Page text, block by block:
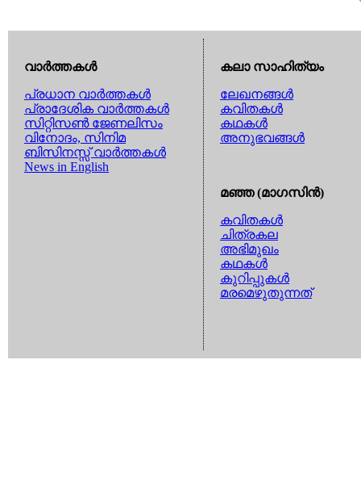
വാര്‍ത്തകള്‍
പ്രധാന വാര്‍ത്തകള്‍
പ്രാദേശിക വാര്‍ത്തകള്‍
സിറ്റിസണ്‍ ജേണലിസം
വിനോദം, സിനിമ
ബിസിനസ്സ് വാര്‍ത്തകള്‍
News in English
കലാ സാഹിത്യം
ലേഖനങ്ങള്‍
കവിതകള്‍
കഥകള്‍
അനുഭവങ്ങള്‍
മഞ്ഞ (മാഗസിന്‍)
കവിതകള്‍
ചിത്രകല
അഭിമുഖം
കഥകള്‍
കുറിപ്പുകള്‍
മരമെഴുതുന്നത്